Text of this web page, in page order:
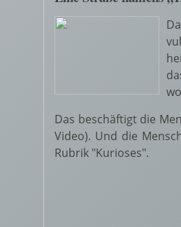
Das beschäftigt die
Video). Und die
Rubrik "Kurioses".